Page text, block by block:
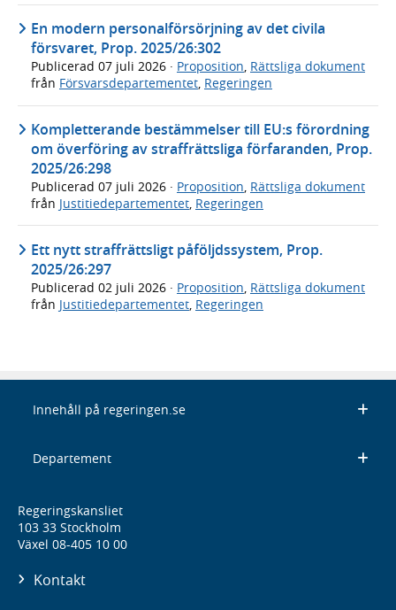
En modern personalförsörjning av det civila
försvaret, Prop. 2025/26:302
Publicerad 07 juli 2026 · Proposition, Rättsliga dokument
från Försvarsdepartementet, Regeringen
Kompletterande bestämmelser till EU:s förordning
om överföring av straffrättsliga förfaranden, Prop.
2025/26:298
Publicerad 07 juli 2026 · Proposition, Rättsliga dokument
från Justitiedepartementet, Regeringen
Ett nytt straffrättsligt påföljdssystem, Prop.
2025/26:297
Publicerad 02 juli 2026 · Proposition Rättsliga dokument
från Justitiedepartementet Regeringen
Innehåll på regeringen.se
Departement
Regeringskansliet
103 33 Stockholm
Växel 08-405 10 00
Kontakt